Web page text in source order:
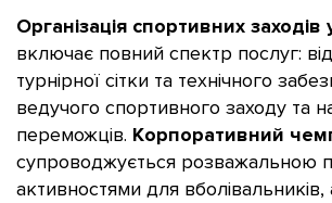
Організація спортивних заходів
включає повний спектр послуг:
турнірної сітки та технічного
ведучого спортивного заходу та
переможців. Корпоративний
супроводжується розважальною
активностями для